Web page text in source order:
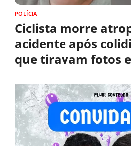
POLÍCIA
Ciclista morre
acidente após
que tiravam fotos